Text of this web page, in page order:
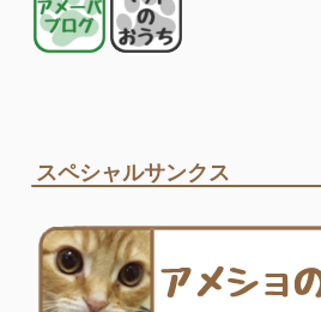
スペシャルサンクス